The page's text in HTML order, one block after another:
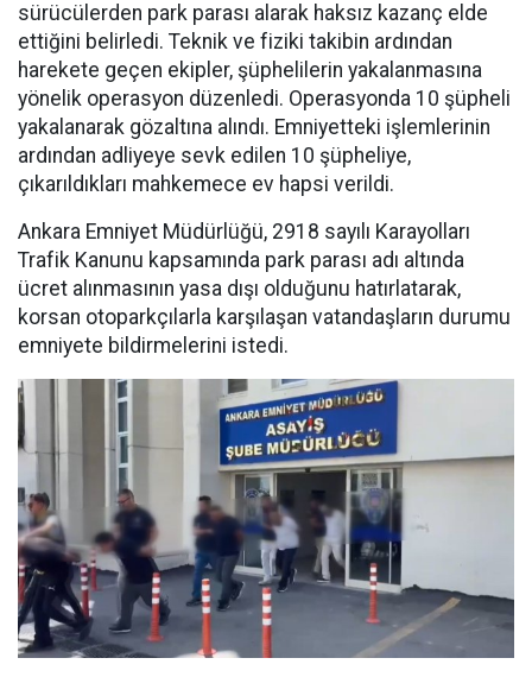
sürücülerden park parası alarak haksız kazanç elde
ettiğini belirledi. Teknik ve fiziki takibin ardından
harekete geçen ekipler, şüphelilerin yakalanmasına
yönelik operasyon düzenledi. Operasyonda 10 şüpheli
yakalanarak gözaltına alındı. Emniyetteki işlemlerinin
ardından adliyeye sevk edilen 10 şüpheliye,
çıkarıldıkları mahkemece ev hapsi verildi.
Ankara Emniyet Müdürlüğü, 2918 sayılı Karayolları
Trafik Kanunu kapsamında park parası adı altında
ücret alınmasının yasa dışı olduğunu hatırlatarak,
korsan otoparkçılarla karşılaşan vatandaşların durumu
emniyete bildirmelerini istedi.